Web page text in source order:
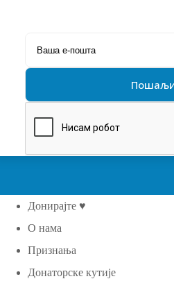
Донирајте ♥
О нама
Признања
Донаторске кутије